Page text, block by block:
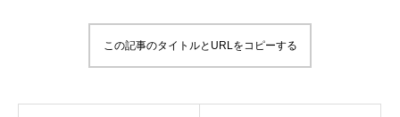
この記事のタイトルとURLをコピーする